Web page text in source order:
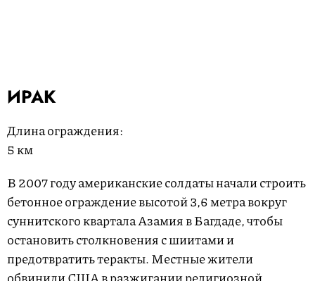
ИРАК
Длина ограждения:
5 км
В 2007 году американские солдаты начали строить
бетонное ограждение высотой 3,6 метра вокруг
суннитского квартала Азамия в Багдаде, чтобы
остановить столкновения с шиитами и
предотвратить теракты. Местные жители